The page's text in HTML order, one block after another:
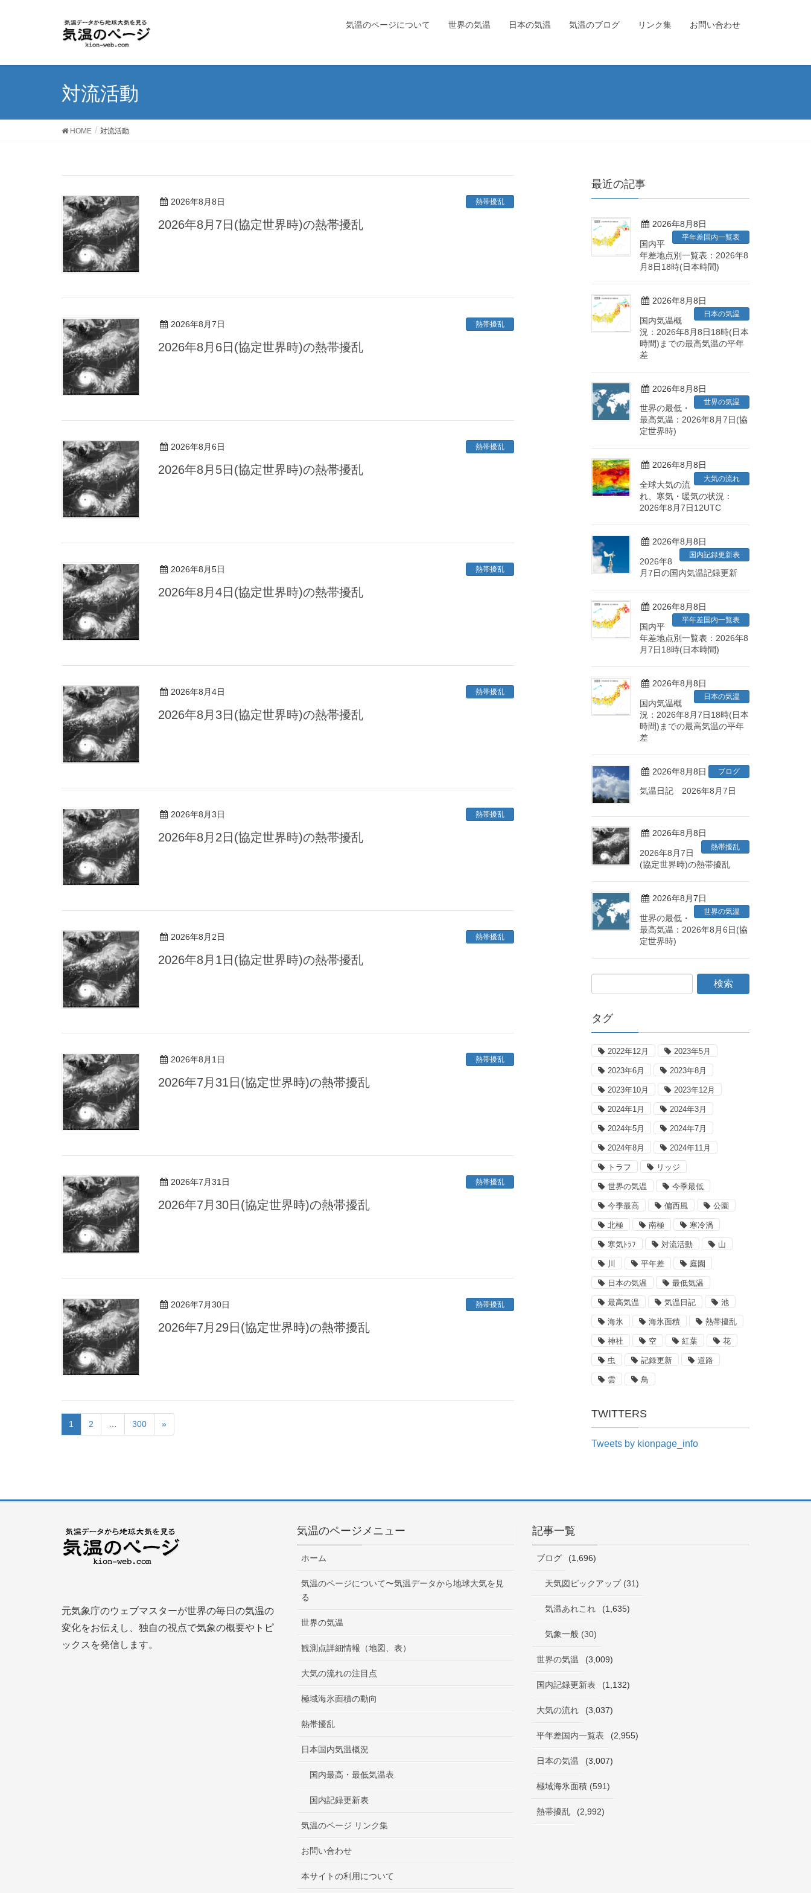
気温のページについて 世界の気温 日本の気温 気温のブログ リンク集 お問い合わせ
対流活動
HOME 対流活動
2026年8月8日 熱帯擾乱
2026年8月7日(協定世界時)の熱帯擾乱
2026年8月7日 熱帯擾乱
2026年8月6日(協定世界時)の熱帯擾乱
2026年8月6日 熱帯擾乱
2026年8月5日(協定世界時)の熱帯擾乱
2026年8月5日 熱帯擾乱
2026年8月4日(協定世界時)の熱帯擾乱
2026年8月4日 熱帯擾乱
2026年8月3日(協定世界時)の熱帯擾乱
2026年8月3日 熱帯擾乱
2026年8月2日(協定世界時)の熱帯擾乱
2026年8月2日 熱帯擾乱
2026年8月1日(協定世界時)の熱帯擾乱
2026年8月1日 熱帯擾乱
2026年7月31日(協定世界時)の熱帯擾乱
2026年7月31日 熱帯擾乱
2026年7月30日(協定世界時)の熱帯擾乱
2026年7月30日 熱帯擾乱
2026年7月29日(協定世界時)の熱帯擾乱
1 2 300 »
最近の記事
2026年8月8日
平年差国内一覧表
国内平
年差地点別一覧表：2026年8
月8日18時(日本時間)
2026年8月8日
日本の気温
国内気温概
況：2026年8月8日18時(日本
時間)までの最高気温の平年
差
2026年8月8日
世界の気温
世界の最低・
最高気温：2026年8月7日(協
定世界時)
2026年8月8日
大気の流れ
全球大気の流
れ、寒気・暖気の状況：
2026年8月7日12UTC
2026年8月8日
国内記録更新表
2026年8
月7日の国内気温記録更新
2026年8月8日
平年差国内一覧表
国内平
年差地点別一覧表：2026年8
月7日18時(日本時間)
2026年8月8日
日本の気温
国内気温概
況：2026年8月7日18時(日本
時間)までの最高気温の平年
差
2026年8月8日 ブログ
気温日記 2026年8月7日
2026年8月8日
熱帯擾乱
2026年8月7日
(協定世界時)の熱帯擾乱
2026年8月7日
世界の気温
世界の最低・
最高気温：2026年8月6日(協
定世界時)
タグ
2022年12月 2023年5月
2023年6月 2023年8月
2023年10月 2023年12月
2024年1月 2024年3月
2024年5月 2024年7月
2024年8月 2024年11月
トラフ リッジ
世界の気温 今季最低
今季最高 偏西風 公園
北極 南極 寒冷渦
寒気ﾄﾗﾌ 対流活動 山
川 平年差 庭園
日本の気温 最低気温
最高気温 気温日記 池
海氷 海氷面積 熱帯擾乱
神社 空 紅葉 花
虫 記録更新 道路
雲 鳥
TWITTERS
Tweets by kionpage_info
元気象庁のウェブマスターが世界の毎日の気温の
変化をお伝えし、独自の視点で気象の概要やトピ
ックスを発信します。
気温のページメニュー
ホーム
気温のページについて〜気温データから地球大気を見
る
世界の気温
観測点詳細情報（地図、表）
大気の流れの注目点
極域海氷面積の動向
熱帯擾乱
日本国内気温概況
国内最高・最低気温表
国内記録更新表
気温のページ リンク集
お問い合わせ
本サイトの利用について
記事一覧
ブログ (1,696)
天気図ピックアップ (31)
気温あれこれ (1,635)
気象一般 (30)
世界の気温 (3,009)
国内記録更新表 (1,132)
大気の流れ (3,037)
平年差国内一覧表 (2,955)
日本の気温 (3,007)
極域海氷面積 (591)
熱帯擾乱 (2,992)